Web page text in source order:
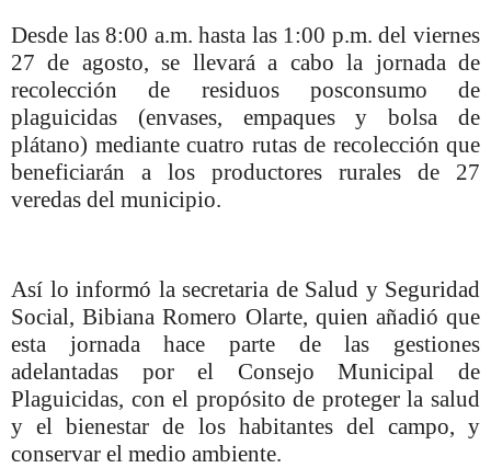
Desde las 8:00 a.m. hasta las 1:00 p.m. del viernes
27 de agosto, se llevará a cabo la jornada de
recolección de residuos posconsumo de
plaguicidas (envases, empaques y bolsa de
plátano) mediante cuatro rutas de recolección que
beneficiarán a los productores rurales de 27
veredas del municipio.
Así lo informó la secretaria de Salud y Seguridad
Social, Bibiana Romero Olarte, quien añadió que
esta jornada hace parte de las gestiones
adelantadas por el Consejo Municipal de
Plaguicidas, con el propósito de proteger la salud
y el bienestar de los habitantes del campo, y
conservar el medio ambiente.